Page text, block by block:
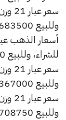
وللبيع 683500 جنيه.
للشراء، وللبيع 1025250 جنيه.
وللبيع 1367000 جنيه.
وللبيع 1708750 جنيه.